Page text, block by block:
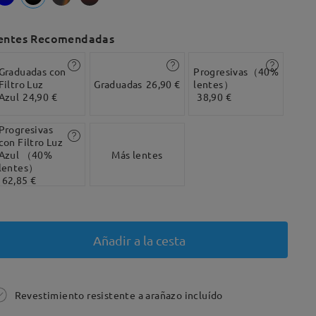
Recomendadas
con
Luz
24,90 €
Graduadas 26,90 €
Progresivas（40%
lentes）
38,90 €
Filtro Luz
（40%
）
62,85 €
Más lentes
Añadir a la cesta
Revestimiento resistente a arañazo incluído